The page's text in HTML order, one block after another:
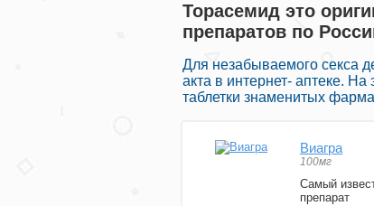
Торасемид это
препаратов по
Для незабываемого секса
акта в интернет- аптеке.
таблетки знаменитых
Виагра
100мг
Самый
препарат